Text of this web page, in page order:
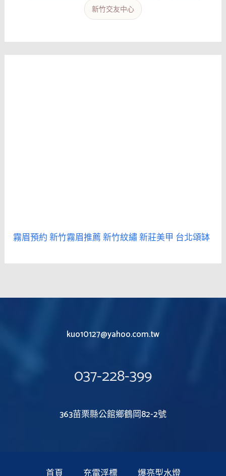
新竹交友中心
霧眉預約新竹霧眉推薦新竹紋繡新莊美甲 台北頌缽
kuo10127@yahoo.com.tw
037-228-399
363苗栗縣公館鄉鶴岡82-2號